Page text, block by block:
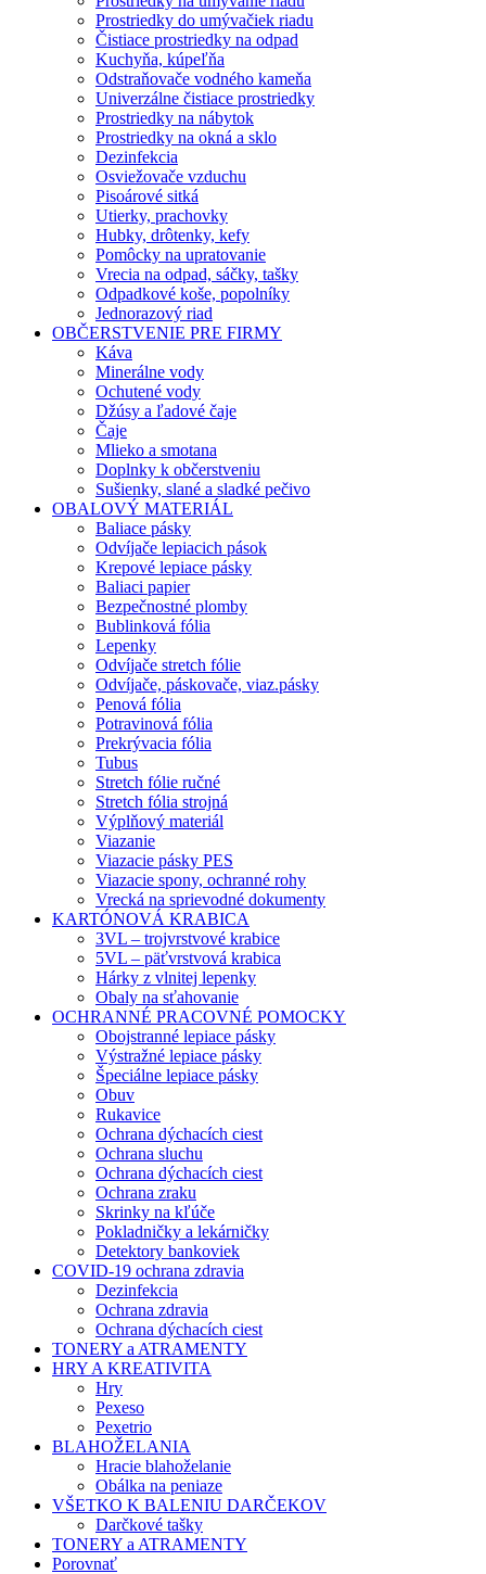
Prostriedky do umývačiek riadu
Čistiace prostriedky na odpad
Kuchyňa, kúpeľňa
Odstraňovače vodného kameňa
Univerzálne čistiace prostriedky
Prostriedky na nábytok
Prostriedky na okná a sklo
Dezinfekcia
Osviežovače vzduchu
Pisoárové sitká
Utierky, prachovky
Hubky, drôtenky, kefy
Pomôcky na upratovanie
Vrecia na odpad, sáčky, tašky
Odpadkové koše, popolníky
Jednorazový riad
OBČERSTVENIE PRE FIRMY
Káva
Minerálne vody
Ochutené vody
Džúsy a ľadové čaje
Čaje
Mlieko a smotana
Doplnky k občerstveniu
Sušienky, slané a sladké pečivo
OBALOVÝ MATERIÁL
Baliace pásky
Odvíjače lepiacich pások
Krepové lepiace pásky
Baliaci papier
Bezpečnostné plomby
Bublinková fólia
Lepenky
Odvíjače stretch fólie
Odvíjače, páskovače, viaz.pásky
Penová fólia
Potravinová fólia
Prekrývacia fólia
Tubus
Stretch fólie ručné
Stretch fólia strojná
Výplňový materiál
Viazanie
Viazacie pásky PES
Viazacie spony, ochranné rohy
Vrecká na sprievodné dokumenty
KARTÓNOVÁ KRABICA
3VL – trojvrstvové krabice
5VL – päťvrstvová krabica
Hárky z vlnitej lepenky
Obaly na sťahovanie
OCHRANNÉ PRACOVNÉ POMOCKY
Obojstranné lepiace pásky
Výstražné lepiace pásky
Špeciálne lepiace pásky
Obuv
Rukavice
Ochrana dýchacích ciest
Ochrana sluchu
Ochrana dýchacích ciest
Ochrana zraku
Skrinky na kľúče
Pokladničky a lekárničky
Detektory bankoviek
COVID-19 ochrana zdravia
Dezinfekcia
Ochrana zdravia
Ochrana dýchacích ciest
TONERY a ATRAMENTY
HRY A KREATIVITA
Hry
Pexeso
Pexetrio
BLAHOŽELANIA
Hracie blahoželanie
Obálka na peniaze
VŠETKO K BALENIU DARČEKOV
Darčkové tašky
TONERY a ATRAMENTY
Porovnať